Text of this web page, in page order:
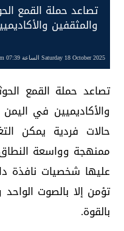
تصاعد حملة القمع
والمثقفين
Saturday 18 October 2025 الساعة 07:39 pm
تصاعد حملة القمع
والأكاديميين في
حالات فردية يمكن
ممنهجة وواسعة
عليها شخصيات نافذة
تؤمن إلا بالصوت
بالقوة.